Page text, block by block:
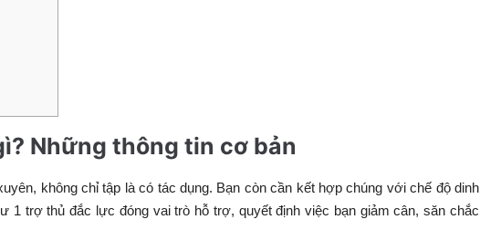
Những thông tin cơ bản
không chỉ tập là có tác dụng. Bạn còn cần kết hợp chúng với chế độ dinh
1 trợ thủ đắc lực đóng vai trò hỗ trợ, quyết định việc bạn giảm cân, săn chắc